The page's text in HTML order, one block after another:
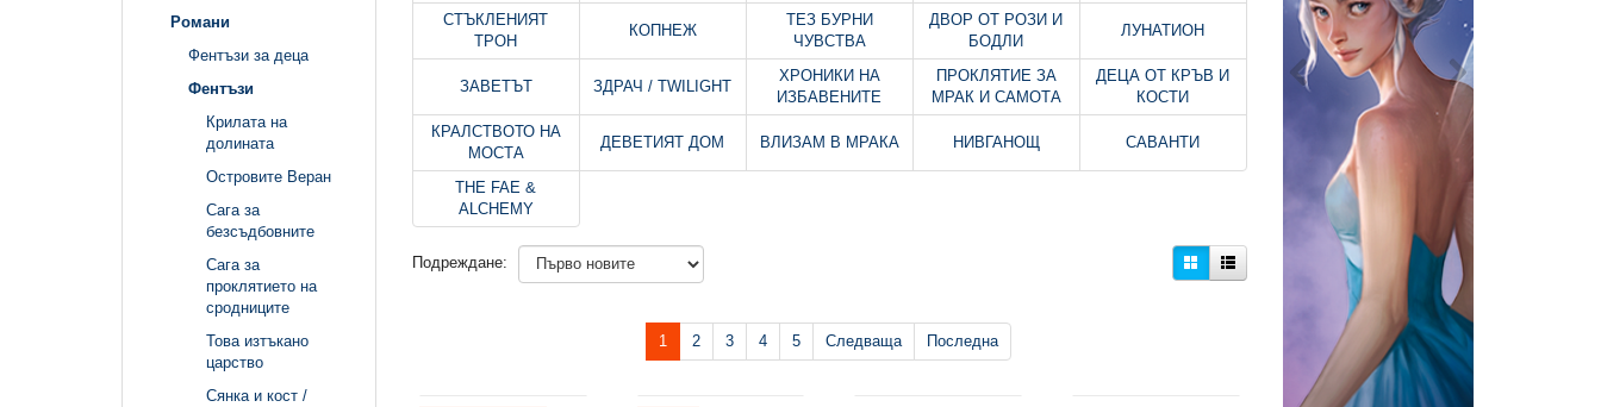
Романи
Фентъзи за деца
Фентъзи
Крилата на
долината
Островите Веран
Сага за
безсъдбовните
Сага за
проклятието на
сродниците
Това изтъкано
царство
Сянка и кост /
СТЪКЛЕНИЯТ
ТРОН
КОПНЕЖ
ТЕЗ БУРНИ
ЧУВСТВА
ДВОР ОТ РОЗИ И
БОДЛИ
ЛУНАТИОН
ЗАВЕТЪТ ЗДРАЧ / TWILIGHT
ХРОНИКИ НА
ИЗБАВЕНИТЕ
ПРОКЛЯТИЕ ЗА
МРАК И САМОТА
ДЕЦА ОТ КРЪВ И
КОСТИ
КРАЛСТВОТО НА
МОСТА
ДЕВЕТИЯТ ДОМ ВЛИЗАМ В МРАКА НИВГАНОЩ САВАНТИ
THE FAE &
ALCHEMY
Подреждане:
1 2 3 4 5 Следваща Последна